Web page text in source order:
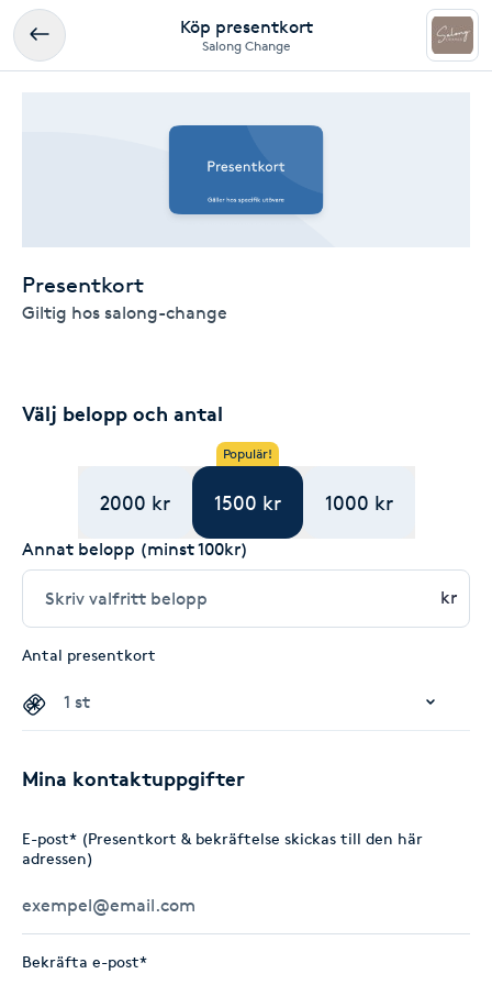
Köp presentkort
Salong Change
Presentkort
Giltig hos salong-change
Välj belopp och antal
2000 kr
Populär!
1500 kr 1000 kr
Annat belopp (minst 100kr)
kr
Antal presentkort
Mina kontaktuppgifter
E-post* (Presentkort & bekräftelse skickas till den här
adressen)
Bekräfta e-post*